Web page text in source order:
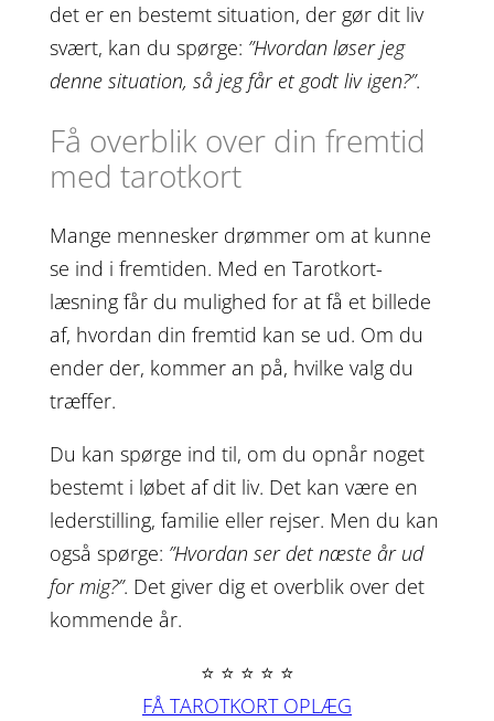
det er en bestemt situation, der gør dit liv
svært, kan du spørge: ”Hvordan løser jeg
denne situation, så jeg får et godt liv igen?”.
Få overblik over din fremtid
med tarotkort
Mange mennesker drømmer om at kunne
se ind i fremtiden. Med en Tarotkort-
læsning får du mulighed for at få et billede
af, hvordan din fremtid kan se ud. Om du
ender der, kommer an på, hvilke valg du
træffer.
Du kan spørge ind til, om du opnår noget
bestemt i løbet af dit liv. Det kan være en
lederstilling, familie eller rejser. Men du kan
også spørge: ”Hvordan ser det næste år ud
for mig?”. Det giver dig et overblik over det
kommende år.
⭐ ⭐ ⭐ ⭐ ⭐
FÅ TAROTKORT OPLÆG